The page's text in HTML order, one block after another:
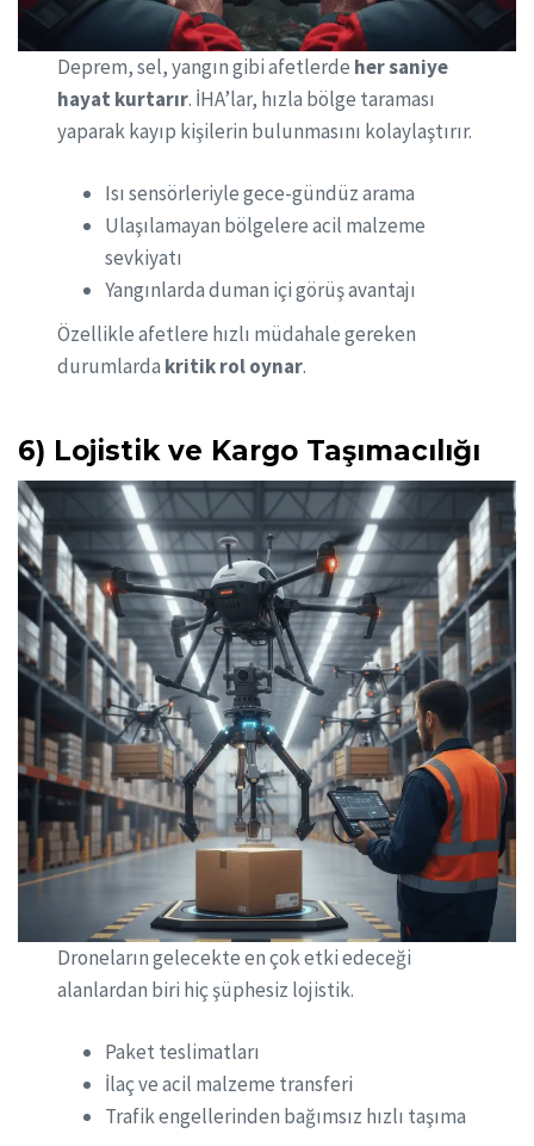
Deprem, sel, yangın gibi afetlerde her saniye
hayat kurtarır. İHA’lar, hızla bölge taraması
yaparak kayıp kişilerin bulunmasını kolaylaştırır.
Isı sensörleriyle gece-gündüz arama
Ulaşılamayan bölgelere acil malzeme
sevkiyatı
Yangınlarda duman içi görüş avantajı
Özellikle afetlere hızlı müdahale gereken
durumlarda kritik rol oynar.
6) Lojistik ve Kargo Taşımacılığı
Droneların gelecekte en çok etki edeceği
alanlardan biri hiç şüphesiz lojistik.
Paket teslimatları
İlaç ve acil malzeme transferi
Trafik engellerinden bağımsız hızlı taşıma